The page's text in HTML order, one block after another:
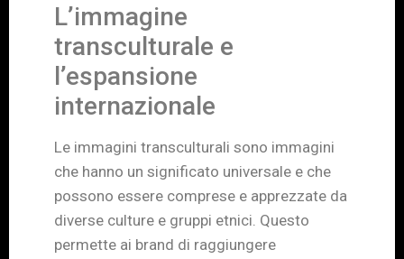
L’immagine
transculturale e
l’espansione
internazionale
Le immagini transculturali sono immagini
che hanno un significato universale e che
possono essere comprese e apprezzate da
diverse culture e gruppi etnici. Questo
permette ai brand di raggiungere